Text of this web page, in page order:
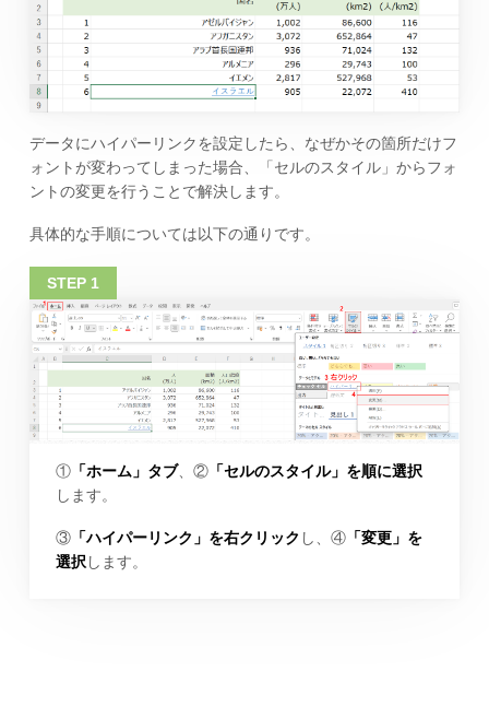
データにハイパーリンクを設定したら、なぜかその箇所だけフ
ォントが変わってしまった場合、「セルのスタイル」からフォ
ントの変更を行うことで解決します。
具体的な手順については以下の通りです。
①「ホーム」タブ、②「セルのスタイル」を順に選択
します。
③「ハイパーリンク」を右クリック し、④「変更」を
選択 します。